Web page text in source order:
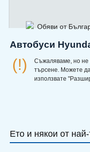
Обяви от
Автобуси
(!)
Съжаляваме, но не
търсене. Можете
използвате
Ето и някои от